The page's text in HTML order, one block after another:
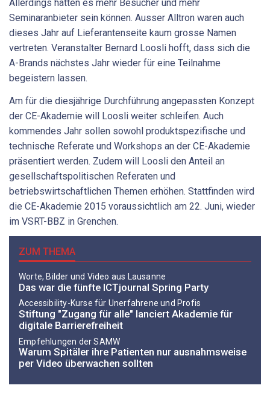
Allerdings hätten es mehr Besucher und mehr
Seminaranbieter sein können. Ausser Alltron waren auch
dieses Jahr auf Lieferantenseite kaum grosse Namen
vertreten. Veranstalter Bernard Loosli hofft, dass sich die
A-Brands nächstes Jahr wieder für eine Teilnahme
begeistern lassen.
Am für die diesjährige Durchführung angepassten Konzept
der CE-Akademie will Loosli weiter schleifen. Auch
kommendes Jahr sollen sowohl produktspezifische und
technische Referate und Workshops an der CE-Akademie
präsentiert werden. Zudem will Loosli den Anteil an
gesellschaftspolitischen Referaten und
betriebswirtschaftlichen Themen erhöhen. Stattfinden wird
die CE-Akademie 2015 voraussichtlich am 22. Juni, wieder
im VSRT-BBZ in Grenchen.
ZUM THEMA
Worte, Bilder und Video aus Lausanne
Das war die fünfte ICTjournal Spring Party
Accessibility-Kurse für Unerfahrene und Profis
Stiftung "Zugang für alle" lanciert Akademie für
digitale Barrierefreiheit
Empfehlungen der SAMW
Warum Spitäler ihre Patienten nur ausnahmsweise
per Video überwachen sollten